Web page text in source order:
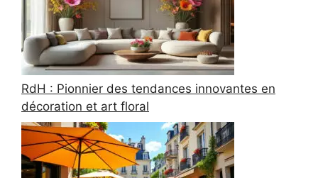
RdH : Pionnier des tendances innovantes en
décoration et art floral